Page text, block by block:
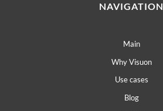
NAVIGATION
Main
Why Visuon
Use cases
Blog